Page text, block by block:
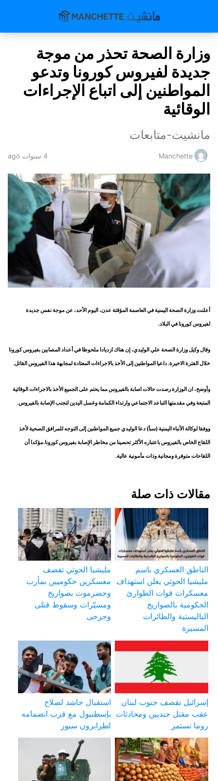
وزارة الصحة تحذر من موجة
جديدة لفيروس كورونا وتدعو
المواطنين إلى اتباع الإجراءات
الوقائية
مانشيت-متابعات
Manchette 4 سنوات ago
أعلنت وزارة الصحة اليمنية في العاصمة المؤقتة عدن، اليوم الأحد، عن موجة نفس جديدة
لفيروس كورونا في البلاد.
وقال وكيل وزارة الصحة علي الوليدي، إن هناك ازديادا ملحوظا في أعداد المصابين بفيروس كورونا
خلال الفترة الاخيرة. داعيا المواطنين إلى الأخذ بالاجراءات المعتادة لمجابهة هذا الفيروس القاتل.
وأوضح، ان الوزارة رصدت حالات اصابة بالفيروس مما يحتم على الجميع الأخذ بالاجراءات الوقائية
المتبعة وفي مقدمتها التباعد الاجتماعي وارتداء الكمامة وغسل اليدين لتجنب الإصابة بالفيروس.
ووفقا لوكالة الأنباء اليمنية (سبأ) دعا الوليدي جميع المواطنين إلى التوجه للمرافق الصحية لأخذ
اللقاح الخاص بالفيروس باعتباره الأكثر تحصينا من مخاطر الإصابة بفيروس كورونا.مؤكدا أن
اللقاحات متوفرة ومجانية وذات مأمونية عالية.
مقالات ذات صلة
الناطق العسكري باسم
مليشيا الحوثي يعلن استهداف
معسكرات قوات الطوارئ
الحكومية بالصواريخ
الباليستية والطائرات
المسيرة
مليشيا الحوثي تقصف
معسكرين حكوميين بمأرب
وحضرموت بصواريخ
ومسيّرات وسقوط قتلى
وجرحى
إسرائيل تقصف جنوب لبنان
عقب مقتل جنديين ومحادثات
روما تستمر
استقبال حاشد لصلاح
بإسطنبول مع قرب انضمامه
لطرابزون سبور